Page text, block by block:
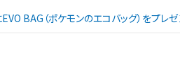
BAG（ポケモンのエコバッグ）をプレゼ